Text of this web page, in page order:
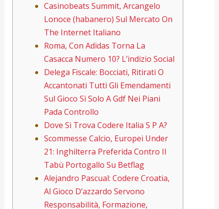
Casinobeats Summit, Arcangelo
Lonoce (habanero) Sul Mercato On
The Internet Italiano
Roma, Con Adidas Torna La
Casacca Numero 10? L’indizio Social
Delega Fiscale: Bocciati, Ritirati O
Accantonati Tutti Gli Emendamenti
Sul Gioco Sì Solo A Gdf Nei Piani
Pada Controllo
Dove Si Trova Codere Italia S P A?
Scommesse Calcio, Europei Under
21: Inghilterra Preferida Contro Il
Tabù Portogallo Su Betflag
Alejandro Pascual: Codere Croatia,
Al Gioco D’azzardo Servono
Responsabilità, Formazione,